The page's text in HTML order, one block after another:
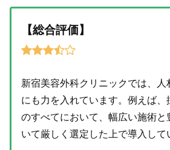
【総合評価】
新宿美容外科クリニックでは、人
にも力を入れています。例えば、
のすべてにおいて、幅広い施術と
いて厳しく選定した上で導入して